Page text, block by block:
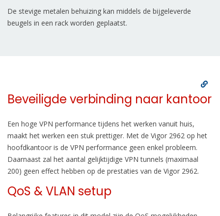
De stevige metalen behuizing kan middels de bijgeleverde
beugels in een rack worden geplaatst.
Beveiligde verbinding naar kantoor
Een hoge VPN performance tijdens het werken vanuit huis,
maakt het werken een stuk prettiger. Met de Vigor 2962 op het
hoofdkantoor is de VPN performance geen enkel probleem.
Daarnaast zal het aantal gelijktijdige VPN tunnels (maximaal
200) geen effect hebben op de prestaties van de Vigor 2962.
QoS & VLAN setup